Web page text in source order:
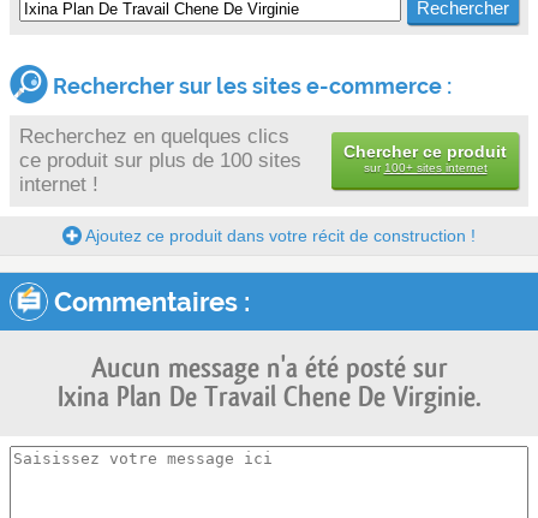
Rechercher sur les sites e-commerce :
Recherchez en quelques clics
ce produit sur plus de 100 sites
internet !
Chercher ce produit
sur 100+ sites internet
Ajoutez ce produit dans votre récit de construction !
Commentaires :
Aucun message n'a été posté sur
Ixina Plan De Travail Chene De Virginie.